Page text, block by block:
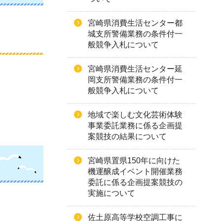
宮崎県消費生活センター都
城支所警備業務の条件付一
般競争入札について
宮崎県消費生活センター延
岡支所警備業務の条件付一
般競争入札について
地域で楽しむ文化芸術体験
事業委託業務に係る企画提
案競技の結果について
宮崎県置県150年に向けた
機運醸成イベント開催業務
委託に係る企画提案競技の
実施について
佐土原高等学校空調工事に